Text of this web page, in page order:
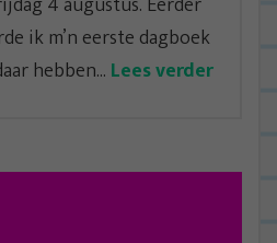
ik m’n eerste dagboek
hebben... Lees verder